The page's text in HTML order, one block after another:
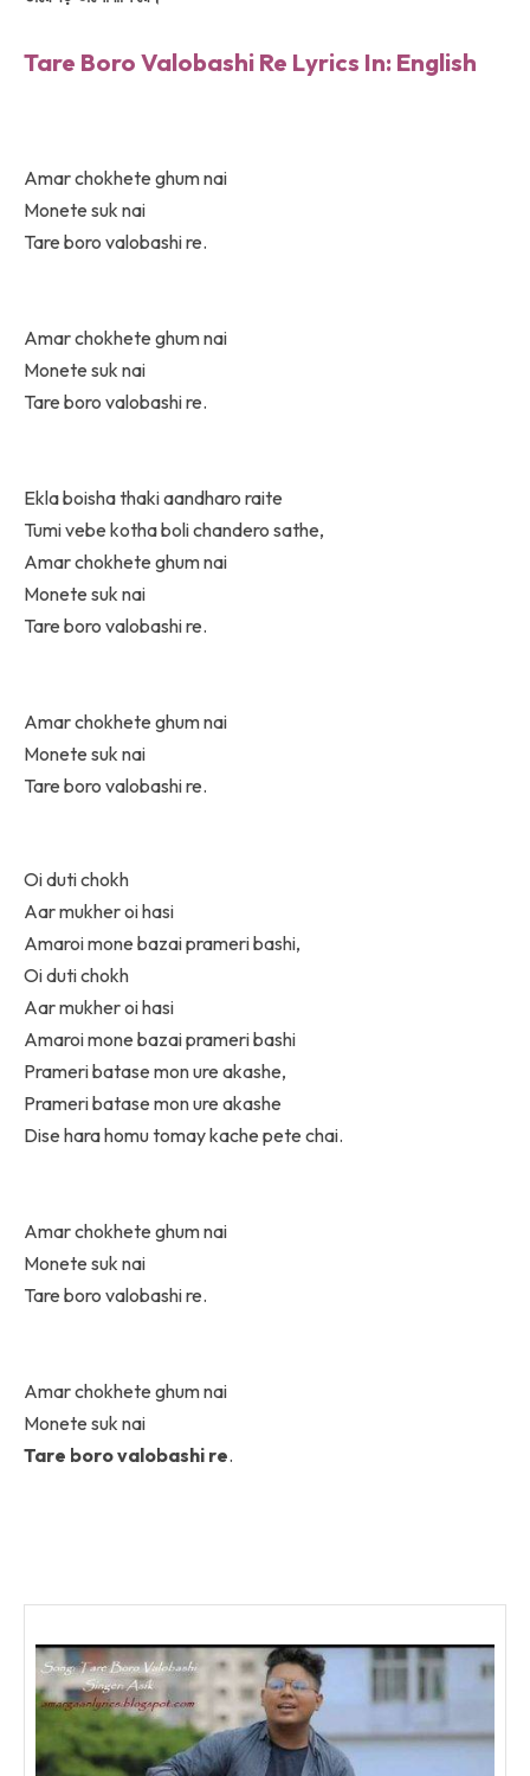
Tare Boro Valobashi Re Lyrics In: English
Amar chokhete ghum nai
Monete suk nai
Tare boro valobashi re.
Amar chokhete ghum nai
Monete suk nai
Tare boro valobashi re.
Ekla boisha thaki aandharo raite
Tumi vebe kotha boli chandero sathe,
Amar chokhete ghum nai
Monete suk nai
Tare boro valobashi re.
Amar chokhete ghum nai
Monete suk nai
Tare boro valobashi re.
Oi duti chokh
Aar mukher oi hasi
Amaroi mone bazai prameri bashi,
Oi duti chokh
Aar mukher oi hasi
Amaroi mone bazai prameri bashi
Prameri batase mon ure akashe,
Prameri batase mon ure akashe
Dise hara homu tomay kache pete chai.
Amar chokhete ghum nai
Monete suk nai
Tare boro valobashi re.
Amar chokhete ghum nai
Monete suk nai
Tare boro valobashi re.